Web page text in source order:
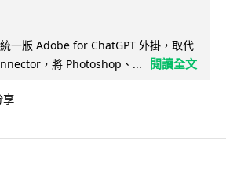
一版 Adobe for ChatGPT 外掛，取代
，將 Photoshop、...
閱讀全文
享